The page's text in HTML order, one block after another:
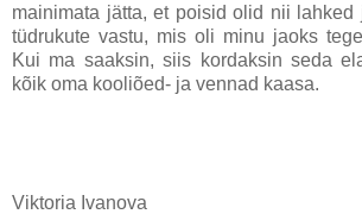
mainimata jätta, et poisid olid nii
tüdrukute vastu, mis oli minu jaoks
Kui ma saaksin, siis kordaksin seda
kõik oma kooliõed- ja vennad kaasa.
Viktoria Ivanova